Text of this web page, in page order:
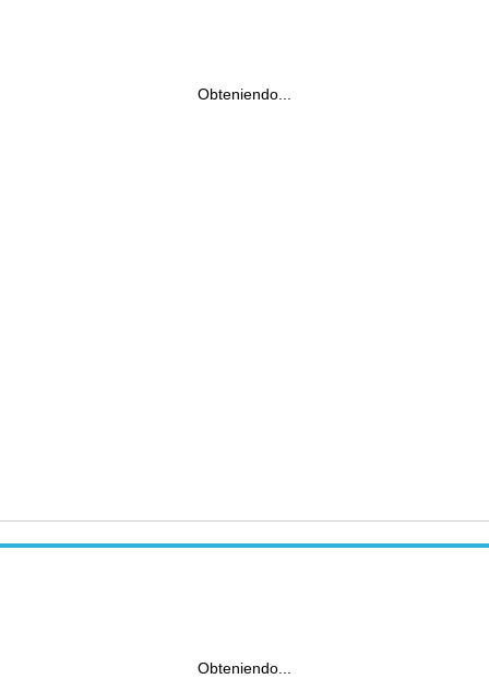
Obteniendo...
Obteniendo...